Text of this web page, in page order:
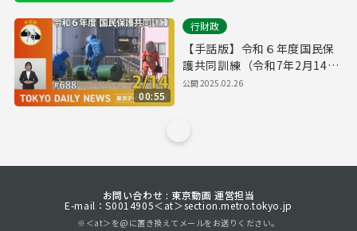
00:55
行財政
【手話版】令和６年度国民保
護共同訓練（令和7年2月14日
東京デイリーニュース
公開2025.02.26
お問い合わせ : 東京動画 運営担当
E-mail：S0014905＜at＞section.metro.tokyo.jp
※＜at＞を@に置き換えてメールをお送りください。